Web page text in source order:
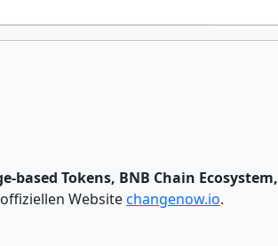
based Tokens, BNB Chain Ecosystem,
Websitechangenow.io.